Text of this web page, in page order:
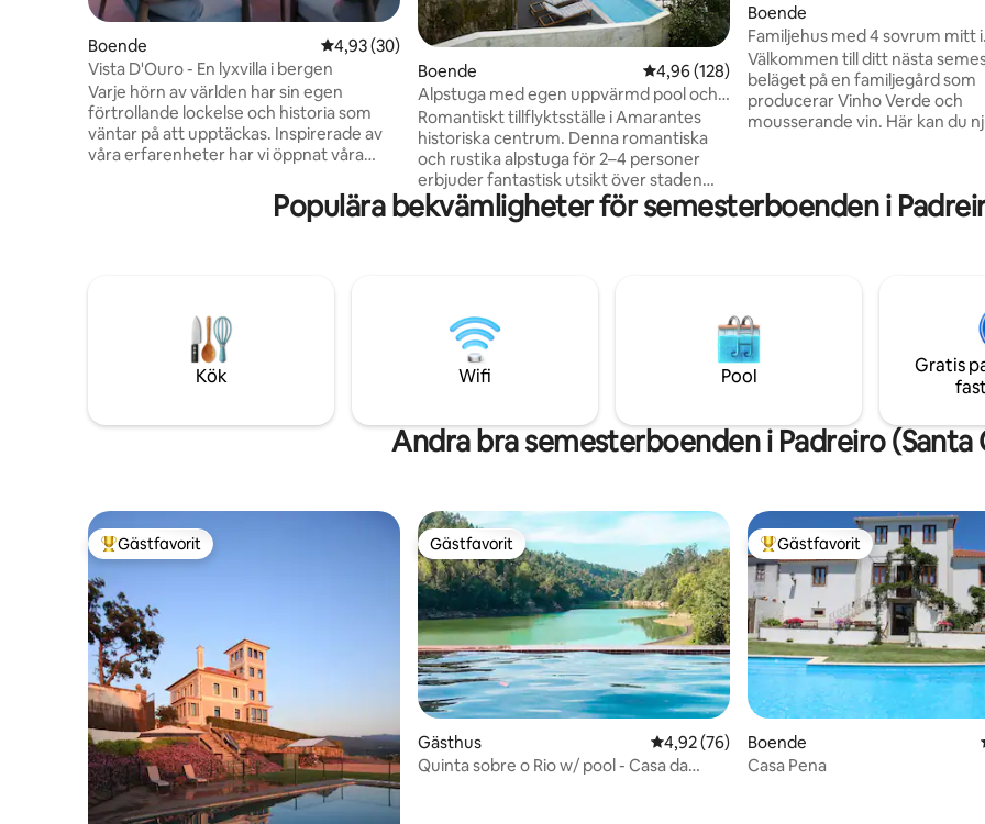
Boende 4,93 av 5 i genomsnittligt betyg, 30 omdömen
4,93 (30)
Vista D'Ouro - En lyxvilla i bergen
Varje hörn av världen har sin egen
förtrollande lockelse och historia som
väntar på att upptäckas. Inspirerade av
våra erfarenheter har vi öppnat våra
dem att dela vårt hem och vårt arv, för
att väcka nyfikenhet och fördjupa sig i
ha dig här och hoppas att din tid med oss
Boende 4,96 av 5 i genomsnittligt betyg, 128
4,96 (128)
Alpstuga med egen uppvärmd pool och
utsikt över floden
Romantiskt tillflyktsställe i Amarantes
historiska centrum. Denna romantiska
och rustika alpstuga för 2–4 personer
erbjuder fantastisk utsikt över staden
och floden, en egen pool som är
uppvärmd till 30 grader året runt, ett
hela huset och höghastighets-WIFI.
Upplev poesin i Amarante bara några
steg från de viktigaste attraktionerna.
Boende
Familjehus med 4 sovrum mitt i
vingårdarna
Välkommen till ditt nästa
beläget på en familjegård som
producerar Vinho Verde och
mousserande vin. Här kan du
egna badrum, flera
modern design och, framför
Populära bekvämligheter för semesterboenden i
Kök Wifi Pool
Gratis
Andra bra semesterboenden i Padreiro (Santa
Populär gästfavorit
Gästfavorit Gästfavorit
Gästfavorit
Gästhus 4,92 av 5 i genomsnittligt betyg, 76
4,92 (76)
Quinta sobre o Rio w/ pool - Casa da
Populär gästfavorit
Gästfavorit
Boende
Casa Pena